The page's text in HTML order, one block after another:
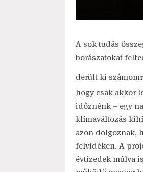
A sok tudás
borászatokat
derült ki
hogy csak akkor
időznénk – egy
klímaváltozás
azon dolgoznak,
felvidéken. A
évtizedek múlva